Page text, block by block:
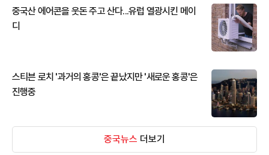
중국산 에어콘을 웃돈 주고 산다...유럽 열광시킨 메이
디
스티븐 로치 '과거의 홍콩'은 끝났지만 '새로운 홍콩'은
진행중
중국뉴스 더보기